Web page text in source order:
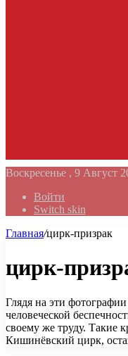
Воскресенье , 9 Август
Войти
Switch skin
Главная/цирк-призрак
цирк-
Глядя на эти
человеческой
своему же труду. Такие
Кишинёвский цирк,